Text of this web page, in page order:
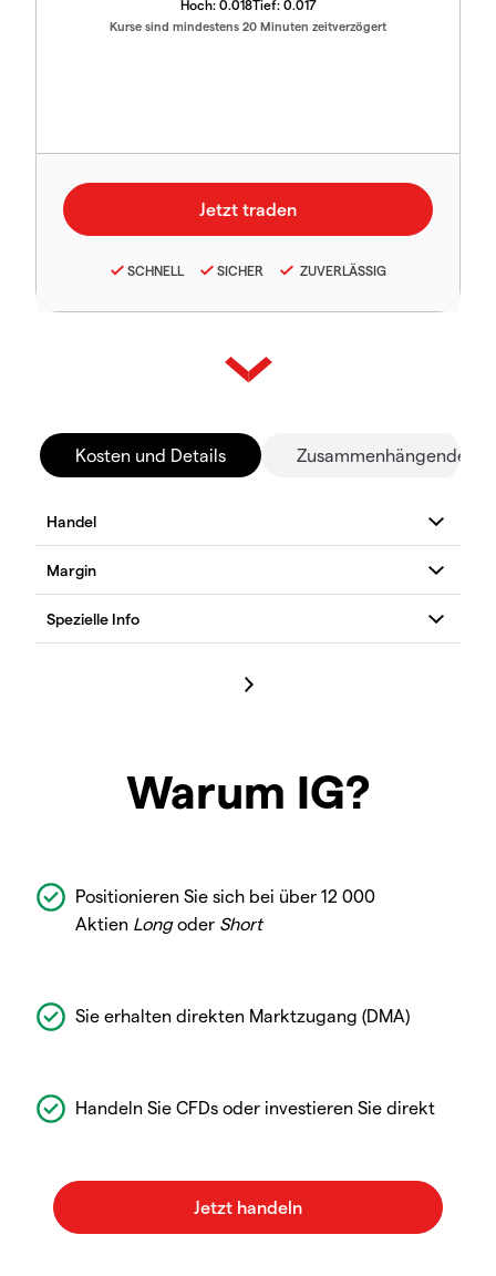
Hoch: 0.018Tief: 0.017
Kurse sind mindestens 20 Minuten zeitverzögert
SCHNELL SICHER ZUVERLÄSSIG
Kosten und Details Zusammenhängende
Warum IG?
Positionieren Sie sich bei über 12 000
Aktien Longoder Short
Sie erhalten direkten Marktzugang (DMA)
Handeln Sie CFDs oder investieren Sie direkt